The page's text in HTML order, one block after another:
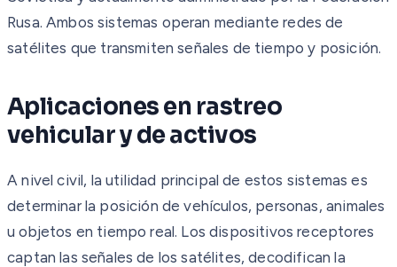
Rusa. Ambos sistemas operan mediante redes de
satélites que transmiten señales de tiempo y posición.
Aplicaciones en rastreo
vehicular y de activos
A nivel civil, la utilidad principal de estos sistemas es
determinar la posición de vehículos, personas, animales
u objetos en tiempo real. Los dispositivos receptores
captan las señales de los satélites, decodifican la